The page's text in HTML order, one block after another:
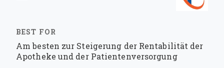
Am besten zur Steigerung der Rentabilität der
Apotheke und der Patientenversorgung